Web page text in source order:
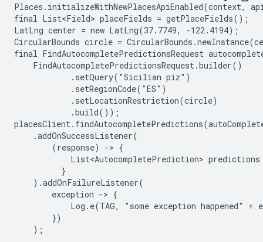
Places.initializeWithNewPlacesApiEnabled(context,
final List<Field> placeFields = getPlaceFields();
LatLng center = new LatLng(37.7749, -122.4194);
CircularBounds circle =
final FindAutocompletePredictionsRequest
    FindAutocompletePredictionsRequest.builder()
            .setQuery("Sicilian piz")
            .setRegionCode("ES")
            .setLocationRestriction(circle)
            .build());
    .addOnSuccessListener(
        (response) -> {
List<AutocompletePrediction>
          }
    ).addOnFailureListener(
        exception -> {
Log.e(TAG, "some exception happened" +
        })
    );